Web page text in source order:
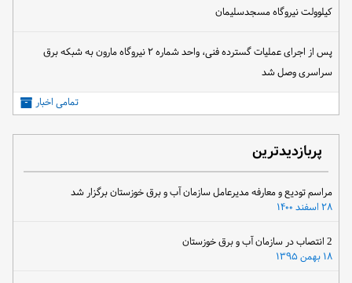
کیلوولت نیروگاه مسجدسلیمان
پس از اجرای عملیات گسترده فنی، واحد شماره ۲ نیروگاه مارون به شبکه برق
سراسری وصل شد
تمامی اخبار
پربازدیدترین
مراسم تودیع و معارفه مدیرعامل سازمان آب و برق خوزستان برگزار شد
۲۸ اسفند ۱۴۰۰
۱۸ بهمن ۱۳۹۵